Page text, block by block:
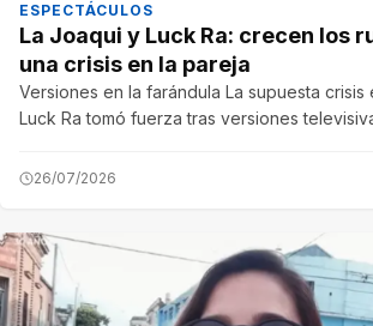
ESPECTÁCULOS
La Joaqui y Luck Ra: crecen los
una crisis en la pareja
Versiones en la farándula La supuesta crisis
Luck Ra tomó fuerza tras versiones
26/07/2026